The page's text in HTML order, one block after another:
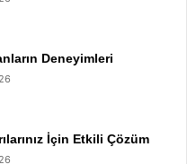
Deneyimleri
İçin Etkili Çözüm